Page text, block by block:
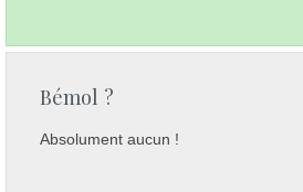
Bémol ?
Absolument aucun !